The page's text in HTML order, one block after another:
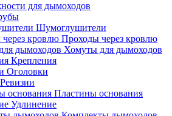
для дымоходов
Шумоглушители
Проходы через кровлю
Хомуты для дымоходов
Крепления
Оголовки
Ревизии
Пластины основания
Удлинение